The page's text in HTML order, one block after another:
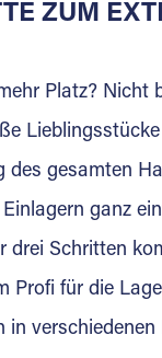
von
Extraraum
Preise
von Neukunden
ZUM
Platz? Nicht
des gesamten
ganz
drei Schritten
Profi für die
in verschiedenen